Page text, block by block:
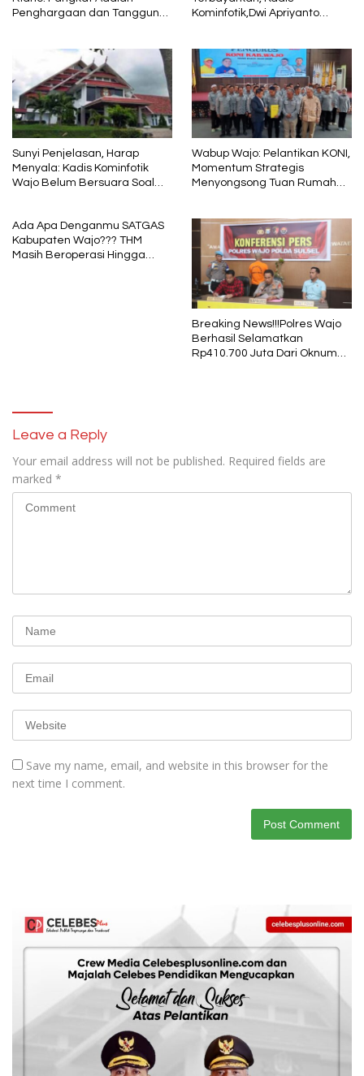
Penghargaan dan Tanggung
Kominfotik,Dwi Apriyanto
Sunyi Penjelasan, Harap
Menyala: Kadis Kominfotik
Wajo Belum Bersuara Soal
Wabup Wajo: Pelantikan KONI,
Momentum Strategis
Menyongsong Tuan Rumah
Ada Apa Denganmu SATGAS
Kabupaten Wajo??? THM
Masih Beroperasi Hingga
Breaking News!!!Polres Wajo
Berhasil Selamatkan
Rp410.700 Juta Dari Oknum
Leave a Reply
Your email address will not be published. Required fields are
marked *
Save my name, email, and website in this browser for the
next time I comment.